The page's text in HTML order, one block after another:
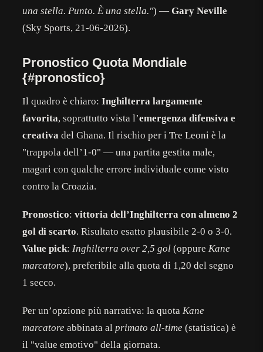
una stella. Punto. È una stella.") —Gary Neville
(Sky Sports, 21-06-2026).
Pronostico Quota Mondiale
{#pronostico}
Il quadro è chiaro:Inghilterra largamente
favorita, soprattutto vista l’emergenza difensiva e
creativa del Ghana. Il rischio per i Tre Leoni è la
"trappola dell’1-0" — una partita gestita male,
magari con qualche errore individuale come visto
contro la Croazia.
Pronostico:vittoria dell’Inghilterra con almeno 2
gol di scarto. Risultato esatto plausibile 2-0 o 3-0.
Value pick:Inghilterra over 2,5 gol (oppureKane
marcatore), preferibile alla quota di 1,20 del segno
1 secco.
Per un’opzione più narrativa: la quotaKane
marcatore abbinata alprimato all-time (statistica) è
il "value emotivo" della giornata.